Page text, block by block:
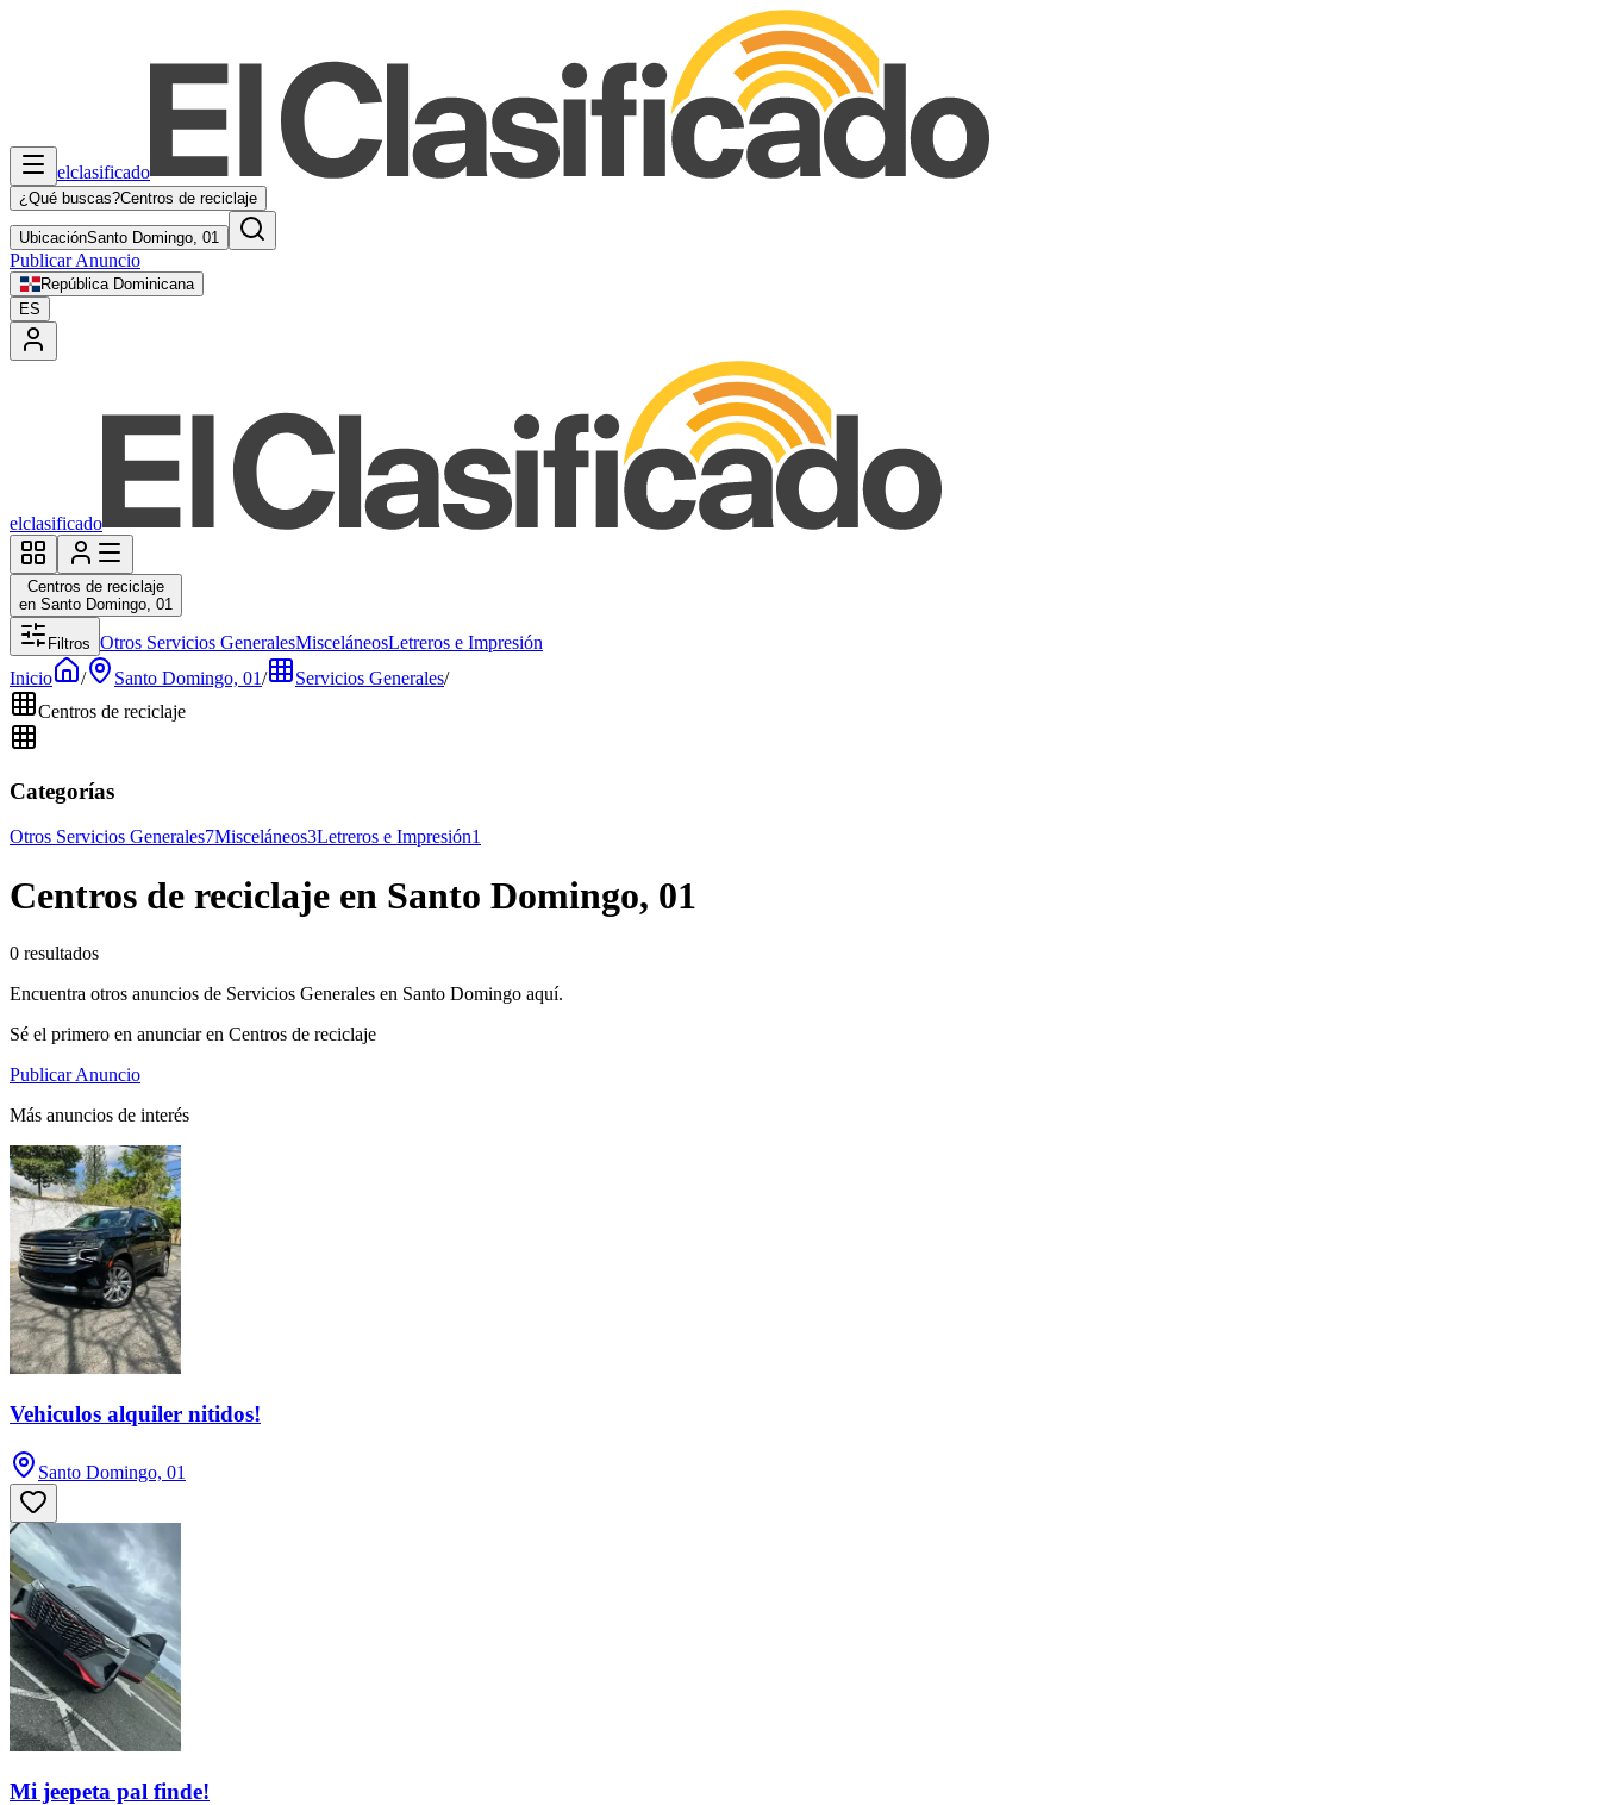
elclasificado
¿Qué buscas?Centros de reciclaje
UbicaciónSanto Domingo, 01
Publicar Anuncio
República Dominicana
ES
elclasificado
Centros de reciclaje
en Santo Domingo, 01
Filtros Otros Servicios GeneralesMisceláneosLetreros e Impresión
Inicio
/ Santo Domingo, 01/ Servicios Generales/
Centros de reciclaje
Categorías
Otros Servicios Generales7Misceláneos3Letreros e Impresión1
Centros de reciclaje en Santo Domingo, 01
0 resultados
Encuentra otros anuncios de Servicios Generales en Santo Domingo aquí.
Sé el primero en anunciar en Centros de reciclaje
Publicar Anuncio
Más anuncios de interés
Vehiculos alquiler nitidos!
Santo Domingo, 01
Mi jeepeta pal finde!